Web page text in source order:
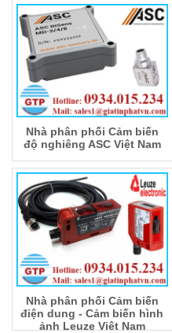
Nhà phân phối Cảm biến
độ nghiêng ASC Việt Nam
Nhà phân phối Cảm biến
điện dung - Cảm biến hình
ảnh Leuze Việt Nam